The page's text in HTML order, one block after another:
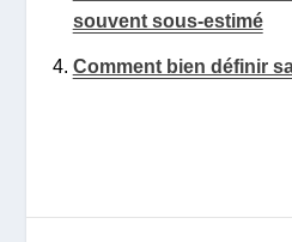
souvent sous-estimé
Comment bien définir